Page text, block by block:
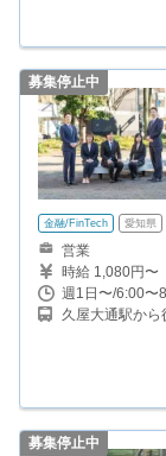
募集停止中
金融/FinTech 愛知県
営業
時給 1,080円〜
週1日〜/6:00〜
久屋大通駅か
募集停止中